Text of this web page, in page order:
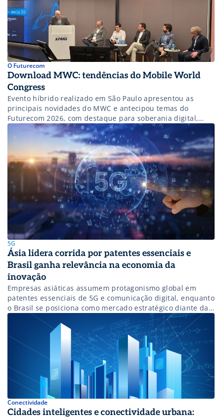
O Futurecom
Download MWC: tendências do Mobile World
Congress
Evento híbrido realizado em São Paulo apresentou as
principais novidades do MWC e antecipou temas do
Futurecom 2026, com destaque para soberania digital,
inteligência artificial e infraestrutura tecnológica.
5G
Ásia lidera corrida por patentes essenciais e
Brasil ganha relevância na economia da
inovação
Empresas asiáticas assumem protagonismo global em
patentes essenciais de 5G e comunicação digital, enquanto
o Brasil se posiciona como mercado estratégico diante da
expansão tecnológica.
Conectividade
Cidades inteligentes e conectividade urbana: